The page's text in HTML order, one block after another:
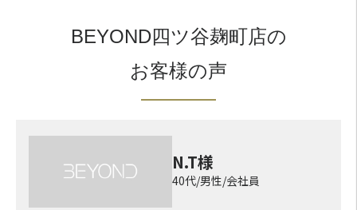
BEYOND四ツ谷麹町店の
お客様の声
N.T様
40代/男性/会社員